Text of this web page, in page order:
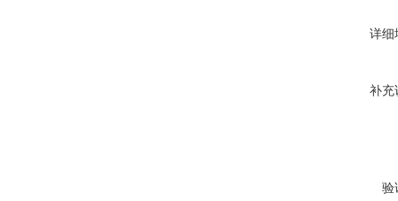
详细
补充
验